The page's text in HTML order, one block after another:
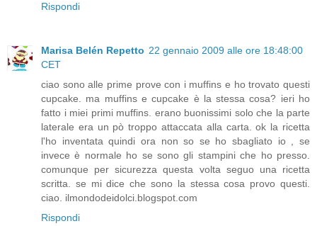
Rispondi
Marisa Belén Repetto 22 gennaio 2009 alle ore 18:48:00
CET
ciao sono alle prime prove con i muffins e ho trovato questi
cupcake. ma muffins e cupcake è la stessa cosa? ieri ho
fatto i miei primi muffins. erano buonissimi solo che la parte
laterale era un pò troppo attaccata alla carta. ok la ricetta
l'ho inventata quindi ora non so se ho sbagliato io , se
invece è normale ho se sono gli stampini che ho presso.
comunque per sicurezza questa volta seguo una ricetta
scritta. se mi dice che sono la stessa cosa provo questi.
ciao. ilmondodeidolci.blogspot.com
Rispondi